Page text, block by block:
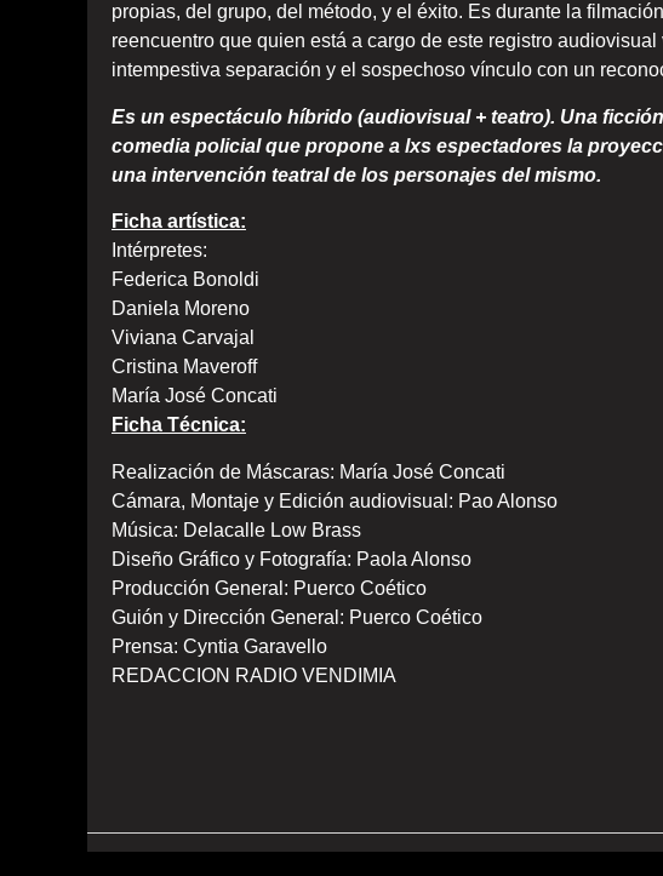
propias, del grupo, del método, y el éxito. Es durante la
reencuentro que quien está a cargo de este registro
intempestiva separación y el sospechoso vínculo con un
Es un espectáculo híbrido (audiovisual + teatro). Una
comedia policial que propone a lxs espectadores la
una intervención teatral de los personajes del mismo.
Ficha artística:
Intérpretes:
Federica Bonoldi
Daniela Moreno
Viviana Carvajal
Cristina Maveroff
María José Concati
Ficha Técnica:
Realización de Máscaras: María José Concati
Cámara, Montaje y Edición audiovisual: Pao Alonso
Música: Delacalle Low Brass
Diseño Gráfico y Fotografía: Paola Alonso
Producción General: Puerco Coético
Guión y Dirección General: Puerco Coético
Prensa: Cyntia Garavello
REDACCION RADIO VENDIMIA